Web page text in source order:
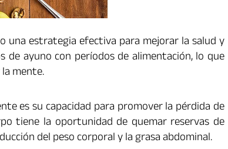
una estrategia efectiva para mejorar la salud y
ayuno con períodos de alimentación, lo que
mente.
es su capacidad para promover la pérdida de
tiene la oportunidad de quemar reservas de
del peso corporal y la grasa abdominal.